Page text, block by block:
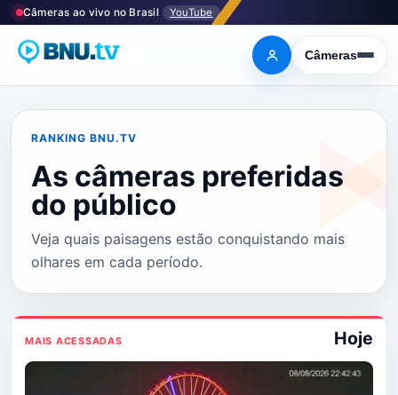
PularCâmeras ao vivo no Brasil YouTube
EntrarCâmeras
Abrir
RANKING BNU.TV
As câmeras preferidas
do público
Veja quais paisagens estão conquistando mais
olhares em cada período.
MAIS ACESSADAS Hoje